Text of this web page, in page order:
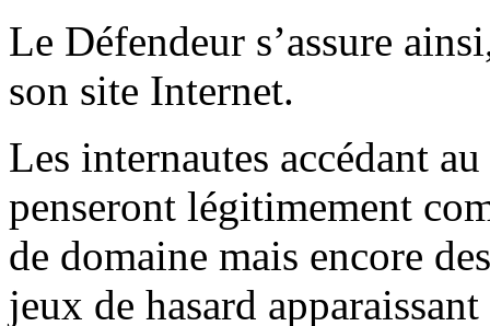
Le Défendeur s’assure
son site Internet.
Les internautes accédant
penseront légitimement
de domaine mais encore
jeux de hasard